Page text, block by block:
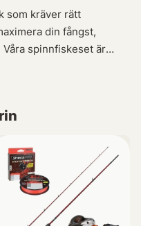
som kräver rätt
din fångst,
spinnfiskeset är
fiskaren till prisvärda
ett set som matchar din
som tar ditt fiske till